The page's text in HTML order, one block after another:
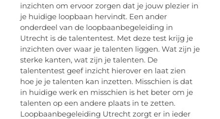
inzichten om ervoor zorgen dat je jouw plezier in
je huidige loopbaan hervindt. Een ander
onderdeel van de loopbaanbegeleiding in
Utrecht is de talententest. Met deze test krijg je
inzichten over waar je talenten liggen. Wat zijn je
sterke kanten, wat zijn je talenten. De
talententest geef inzicht hierover en laat zien
hoe je je talenten kan inzetten. Misschien is dat
in huidige werk en misschien is het beter om je
talenten op een andere plaats in te zetten.
Loopbaanbegeleiding Utrecht zorgt er in ieder